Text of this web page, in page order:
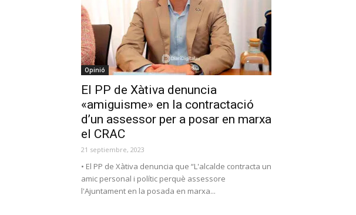
Opinió
El PP de Xàtiva denuncia
«amiguisme» en la contractació
d’un assessor per a posar en marxa
el CRAC
21 septiembre, 2023
• El PP de Xàtiva denuncia que “L'alcalde contracta un
amic personal i polític perquè assessore
l'Ajuntament en la posada en marxa...